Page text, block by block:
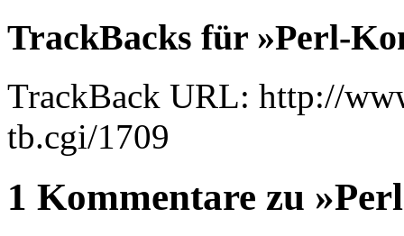
TrackBacks für »Perl-
TrackBack URL: http://
tb.cgi/1709
1 Kommentare zu